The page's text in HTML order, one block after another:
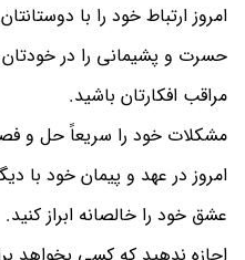
امروز ارتباط خود را با
حسرت و پشیمانی را در
مراقب افکارتان باشید.
مشکلات خود را سریعاً حل و
امروز در عهد و پیمان خود با
عشق خود را خالصانه ابراز کنید.